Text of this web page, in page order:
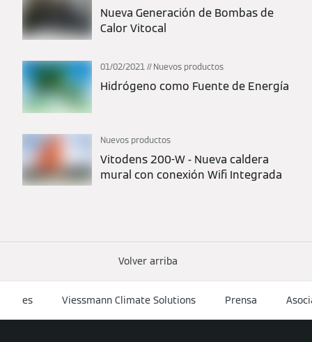
Nueva Generación de Bombas de
Calor Vitocal
01/02/2021 Nuevos productos
Hidrógeno como Fuente de Energía
Nuevos productos
Vitodens 200-W - Nueva caldera
mural con conexión Wifi Integrada
Volver arriba
es Viessmann Climate Solutions Prensa